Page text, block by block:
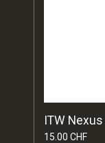
ITW
15.00 CHF